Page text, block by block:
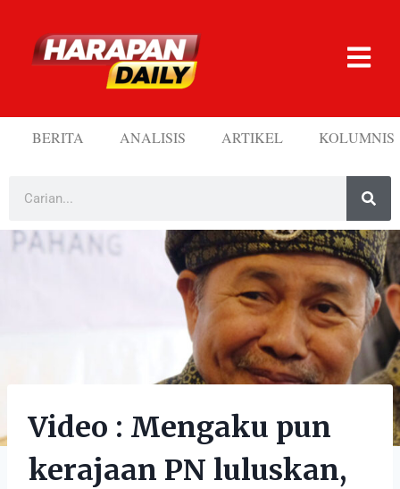
BERITA ANALISIS ARTIKEL KOLUMNIS
Video : Mengaku pun
kerajaan PN luluskan,